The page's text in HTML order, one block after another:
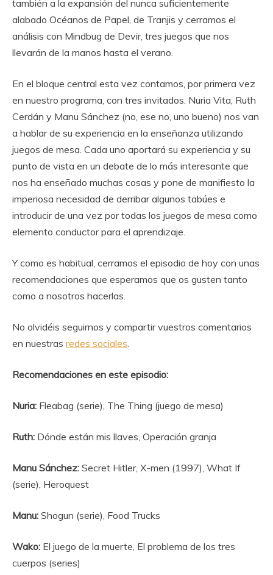
también a la expansión del nunca suficientemente
alabado Océanos de Papel, de Tranjis y cerramos el
análisis con Mindbug de Devir, tres juegos que nos
llevarán de la manos hasta el verano.
En el bloque central esta vez contamos, por primera vez
en nuestro programa, con tres invitados. Nuria Vita, Ruth
Cerdán y Manu Sánchez (no, ese no, uno bueno) nos van
a hablar de su experiencia en la enseñanza utilizando
juegos de mesa. Cada uno aportará su experiencia y su
punto de vista en un debate de lo más interesante que
nos ha enseñado muchas cosas y pone de manifiesto la
imperiosa necesidad de derribar algunos tabúes e
introducir de una vez por todas los juegos de mesa como
elemento conductor para el aprendizaje.
Y como es habitual, cerramos el episodio de hoy con unas
recomendaciones que esperamos que os gusten tanto
como a nosotros hacerlas.
No olvidéis seguirnos y compartir vuestros comentarios
en nuestras redes sociales
Recomendaciones en este episodio:
Nuria: Fleabag (serie), The Thing (juego de mesa)
Ruth: Dónde están mis llaves, Operación granja
Manu Sánchez: Secret Hitler, X-men (1997), What If
(serie), Heroquest
Manu: Shogun (serie), Food Trucks
Wako: El juego de la muerte, El problema de los tres
cuerpos (series)